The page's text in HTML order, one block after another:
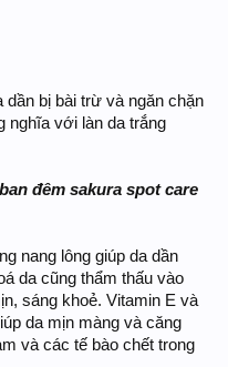
dần bị bài trừ và ngăn chặn
nghĩa với làn da trắng
đêm sakura spot care
nang lông giúp da dần
da cũng thẩm thấu vào
sáng khoẻ. Vitamin E và
da mịn màng và căng
và các tế bào chết trong